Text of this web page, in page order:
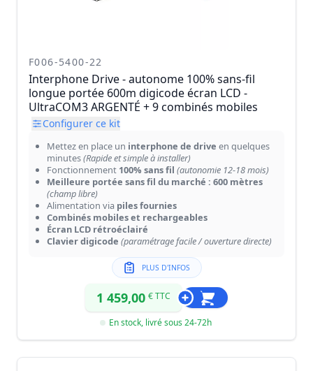
F006-5400-22
Interphone Drive - autonome 100% sans-fil
longue portée 600m digicode écran LCD -
UltraCOM3 ARGENTÉ + 9 combinés mobiles
Configurer ce kit
Mettez en place un interphone de drive en quelques
minutes(Rapide et simple à installer)
Fonctionnement 100% sans fil (autonomie 12-18 mois)
Meilleure portée sans fil du marché : 600 mètres
(champ libre)
Alimentation via piles fournies
Combinés mobiles et rechargeables
Écran LCD rétroéclairé
Clavier digicode (paramétrage facile / ouverture directe)
PLUS D'INFOS
1 459,00 € TTC
En stock, livré sous 24-72h